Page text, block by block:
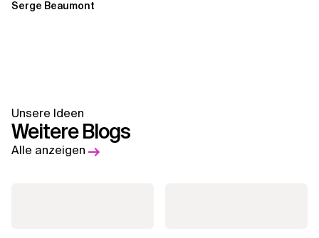
Serge Beaumont
Unsere Ideen
Weitere Blogs
Alle anzeigen